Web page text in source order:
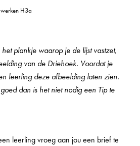
H3a
plankje waarop je de lijst vastzet,
van de Driehoek. Voordat je
leerling deze afbeelding laten zien.
dan is het niet nodig een Tip te
leerling vroeg aan jou een brief te